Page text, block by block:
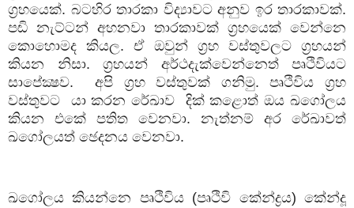
ග්‍රහයෙක්. බටහිර තාරකා විද්‍යාවට අනුව ඉර තාරකාවක්.
පඬි නැට්ටන් අහනවා තාරකාවක් ග්‍රහයෙක් වෙන්නෙ
කොහොමද කියල. ඒ ඔවුන් ග්‍රහ වස්තුවලට ග්‍රහයන්
කියන නිසා. ග්‍රහයන් අර්ථදැක්වෙන්නෙත් පෘථිවියට
සාපේක්‍ෂව.
අපි ග්‍රහ වස්තුවක් ගනිමු. පෘථිවිය ග්‍රහ
වස්තුවට
යා කරන රේඛාව
දික් කළොත් ඔය ඛගෝලය
කියන එකේ පතිත වෙනවා. නැත්නම් අර රේඛාවත්
ඛගෝලයත් ඡෙදනය වෙනවා.
ඛගෝලය කියන්නෙ පෘථිවිය (පෘථිවි කේන්ද්‍රය) කේන්දූ